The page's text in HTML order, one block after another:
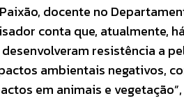
docente no
conta que, atualmente,
resistência a
ambientais negativos,
em animais e